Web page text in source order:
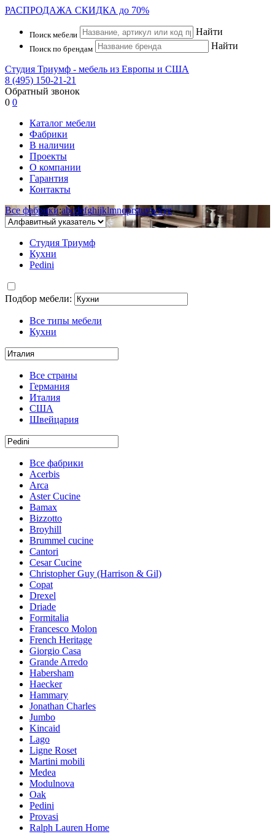
РАСПРОДАЖА СКИДКА до 70%
Поиск мебели Найти
Поиск по брендам Найти
Студия Триумф - мебель из Европы и США
8 (495) 150-21-21
Обратный звонок
0 0
Каталог мебели
Фабрики
В наличии
Проекты
О компании
Гарантия
Контакты
Все фабрики:abcdefghijklmnoprstuvwxyz
Студия Триумф
Кухни
Pedini
Подбор мебели:
Все типы мебели
Кухни
Все страны
Германия
Италия
США
Швейцария
Все фабрики
Acerbis
Arca
Aster Cucine
Bamax
Bizzotto
Broyhill
Brummel cucine
Cantori
Cesar Cucine
Christopher Guy (Harrison & Gil)
Copat
Drexel
Driade
Formitalia
Francesco Molon
French Heritage
Giorgio Casa
Grande Arredo
Habersham
Haecker
Hammary
Jonathan Charles
Jumbo
Kincaid
Lago
Ligne Roset
Martini mobili
Medea
Modulnova
Oak
Pedini
Provasi
Ralph Lauren Home